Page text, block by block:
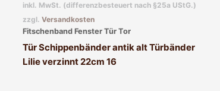
inkl. MwSt. (differenzbesteuert nach §25a UStG.)
zzgl. Versandkosten
Fitschenband Fenster Tür Tor
Tür Schippenbänder antik alt Türbänder
Lilie verzinnt 22cm 16